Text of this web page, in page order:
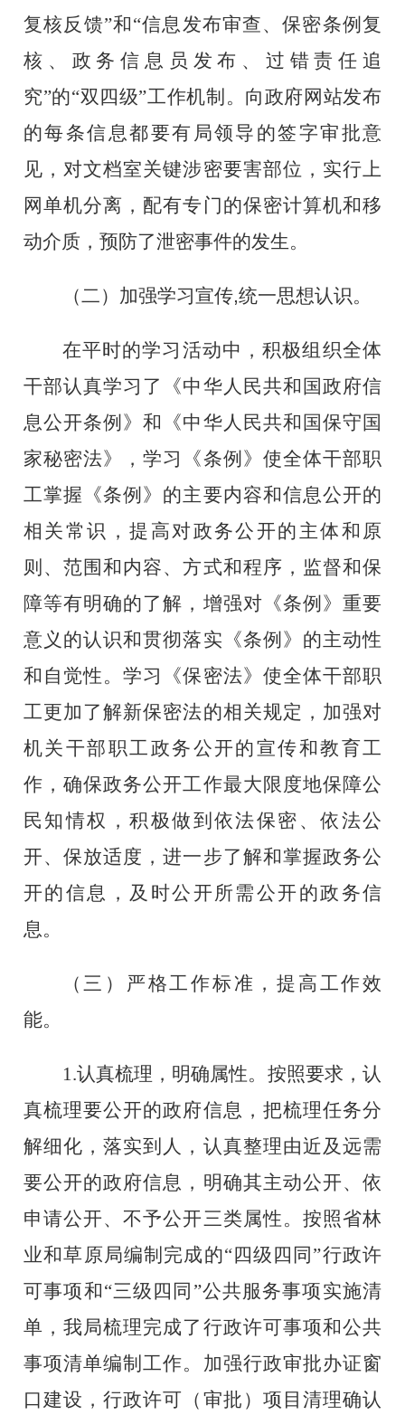
复核反馈”和“信息发布审查、保密条例复
核、政务信息员发布、过错责任追
究”的“双四级”工作机制。向政府网站发布
的每条信息都要有局领导的签字审批意
见，对文档室关键涉密要害部位，实行上
网单机分离，配有专门的保密计算机和移
动介质，预防了泄密事件的发生。
（二） 加强学习宣传,统一思想认识。
在平时的学习活动中，积极组织全体
干部认真学习了《中华人民共和国政府信
息公开条例》和《中华人民共和国保守 国
家秘密法》，学习《条例》使全体干部职
工掌握《条例》的主要内容和信息公开的
相关常识，提高对政务公开的主体和原
则、范围和内容、方式和程序，监督和保
障等有明确的了解，增强对《条例》重要
意义的认识和贯彻落实《条例》的主动性
和自觉性。学习《保密法》使全体干部职
工更加了解新保密法的相关规定，加强对
机关干部职工政务公开的宣传和教育工
作，确保政务公开工作最大限度地保障公
民知情权，积极做到依法保密、依法公
开、保放适度，进一步了解和掌握政务公
开的信息，及时公开所需公开的政务信
息。
（三） 严格工作标准 ，提高工作效
能。
1.认真梳理，明确属性。按照要求，认
真梳理要公开的政府信息，把梳理任务分
解细化，落实到人，认真整理由近及远需
要公开的政府信息，明确其主动公开、依
申请公开、不予公开三类属性。 按照省林
业和草原局编制完成的“四级四同”行政许
可事项和“三级四同”公共服务事项实施清
单，我局梳理完成了行政许可事项和公共
事项清单编制工作。 加强行政审批办证窗
口建设 ，行政许可（审批）项目清理确认